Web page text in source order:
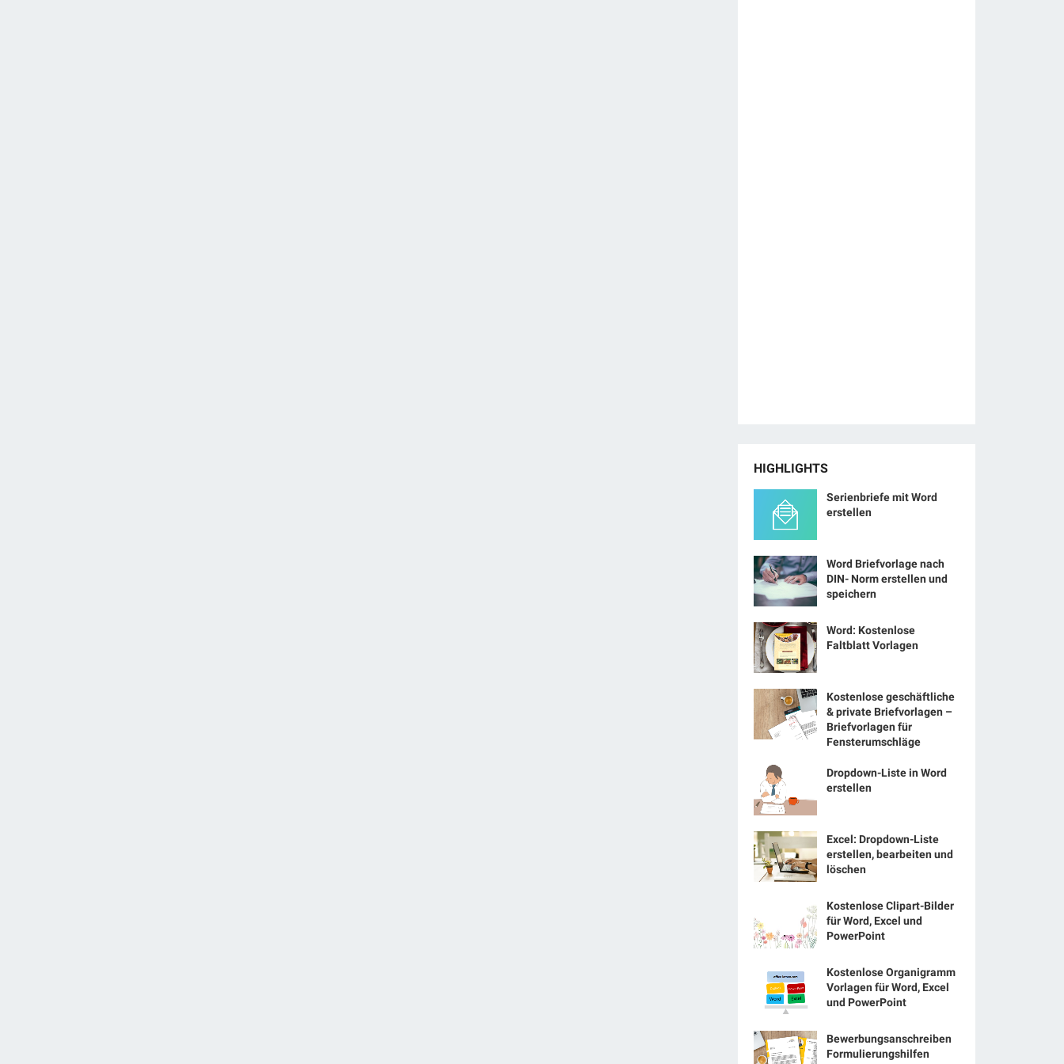
HIGHLIGHTS
Serienbriefe mit Word
erstellen
Word Briefvorlage nach
DIN- Norm erstellen und
speichern
Word: Kostenlose
Faltblatt Vorlagen
Kostenlose geschäftliche
& private Briefvorlagen –
Briefvorlagen für
Fensterumschläge
Dropdown-Liste in Word
erstellen
Excel: Dropdown-Liste
erstellen, bearbeiten und
löschen
Kostenlose Clipart-Bilder
für Word, Excel und
PowerPoint
Kostenlose Organigramm
Vorlagen für Word, Excel
und PowerPoint
Bewerbungsanschreiben
Formulierungshilfen